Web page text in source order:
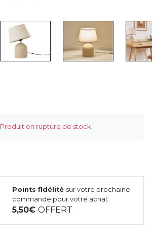
Produit en rupture de stock
Points fidélité sur votre prochaine
commande pour votre achat
5,50OFFERT